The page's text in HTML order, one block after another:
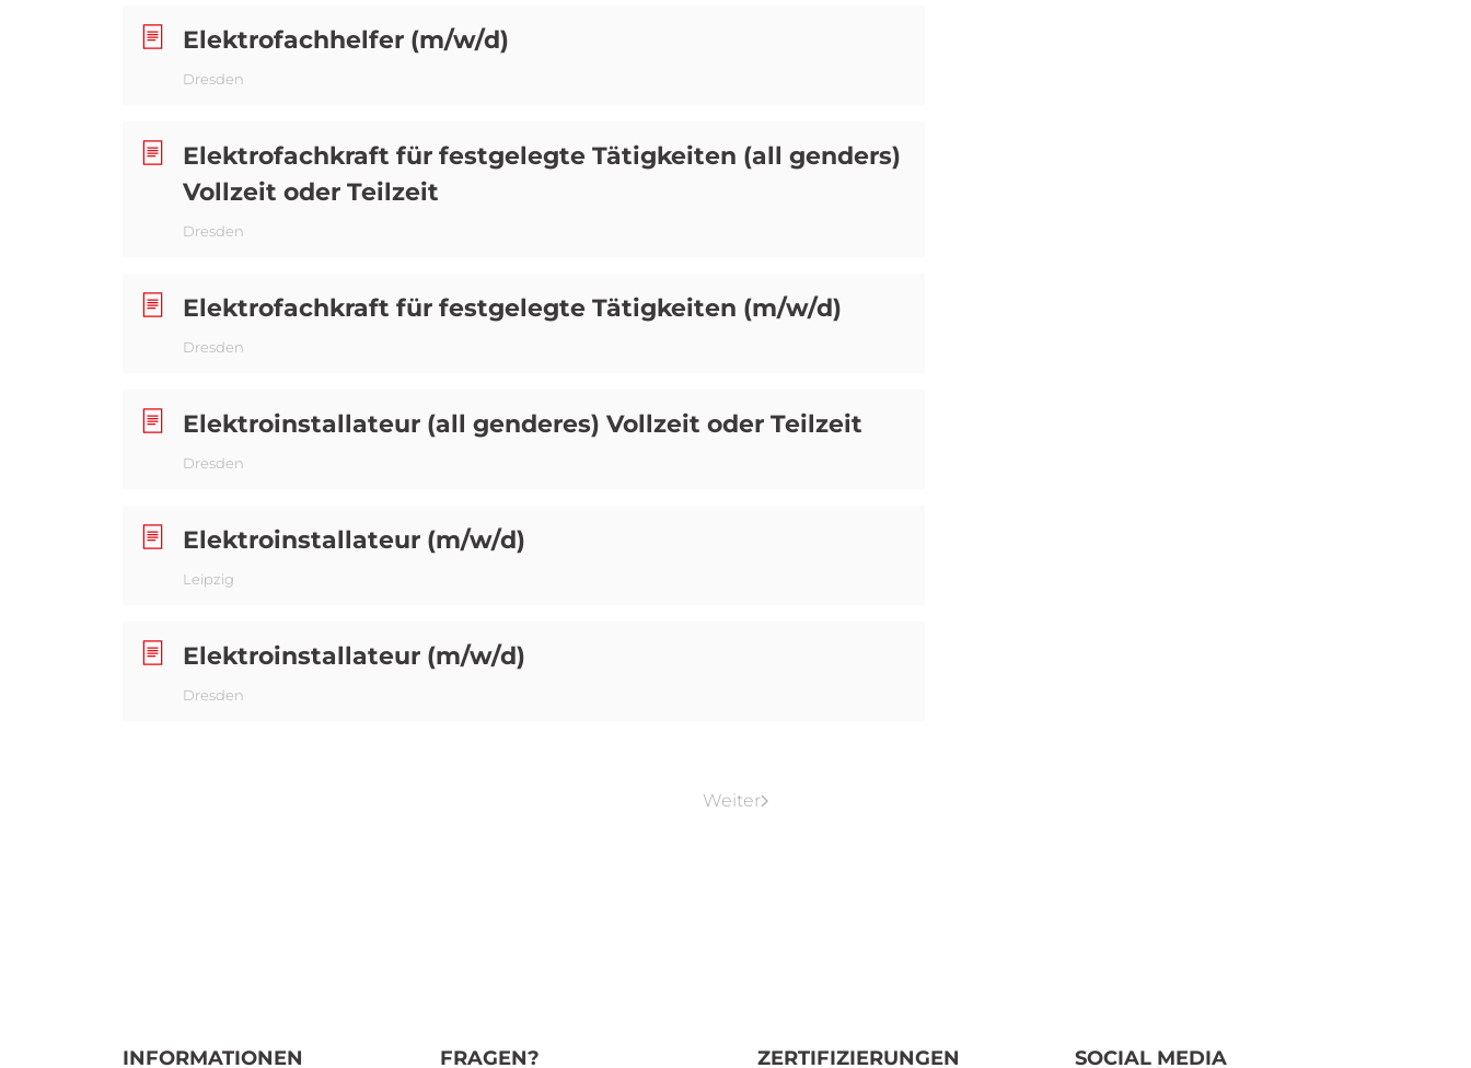
Elektrofachhelfer (m/w/d)
Dresden
Elektrofachkraft für festgelegte Tätigkeiten (all genders)
Vollzeit oder Teilzeit
Dresden
Elektrofachkraft für festgelegte Tätigkeiten (m/w/d)
Dresden
Elektroinstallateur (all genderes) Vollzeit oder Teilzeit
Dresden
Elektroinstallateur (m/w/d)
Leipzig
Elektroinstallateur (m/w/d)
Dresden
Weiter
INFORMATIONEN FRAGEN? ZERTIFIZIERUNGEN SOCIAL MEDIA